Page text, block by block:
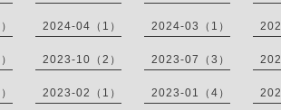
2024-04（1） 2024-03（1）
2023-10（2） 2023-07（3）
2023-02（1） 2023-01（4）